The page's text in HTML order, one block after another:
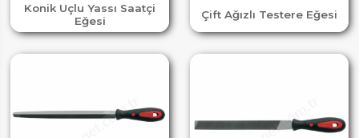
Konik Uçlu Yassı Saatçi
Eğesi
Çift Ağızlı Testere Eğesi